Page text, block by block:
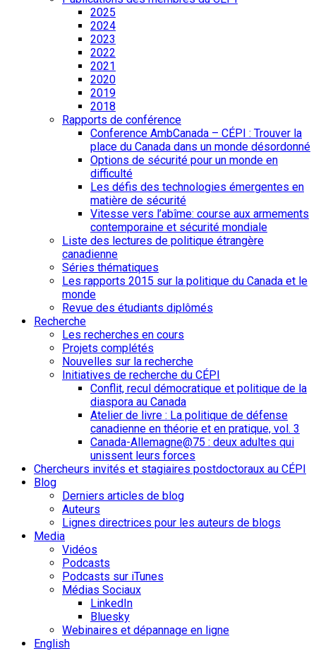
2025
2024
2023
2022
2021
2020
2019
2018
Rapports de conférence
Conference AmbCanada – CÉPI : Trouver la
place du Canada dans un monde désordonné
Options de sécurité pour un monde en
difficulté
Les défis des technologies émergentes en
matière de sécurité
Vitesse vers l’abîme: course aux armements
contemporaine et sécurité mondiale
Liste des lectures de politique étrangère
canadienne
Séries thématiques
Les rapports 2015 sur la politique du Canada et le
monde
Revue des étudiants diplômés
Recherche
Les recherches en cours
Projets complétés
Nouvelles sur la recherche
Initiatives de recherche du CÉPI
Conflit, recul démocratique et politique de la
diaspora au Canada
Atelier de livre : La politique de défense
canadienne en théorie et en pratique, vol. 3
Canada-Allemagne@75 : deux adultes qui
unissent leurs forces
Chercheurs invités et stagiaires postdoctoraux au CÉPI
Blog
Derniers articles de blog
Auteurs
Lignes directrices pour les auteurs de blogs
Media
Vidéos
Podcasts
Podcasts sur iTunes
Médias Sociaux
LinkedIn
Bluesky
Webinaires et dépannage en ligne
English